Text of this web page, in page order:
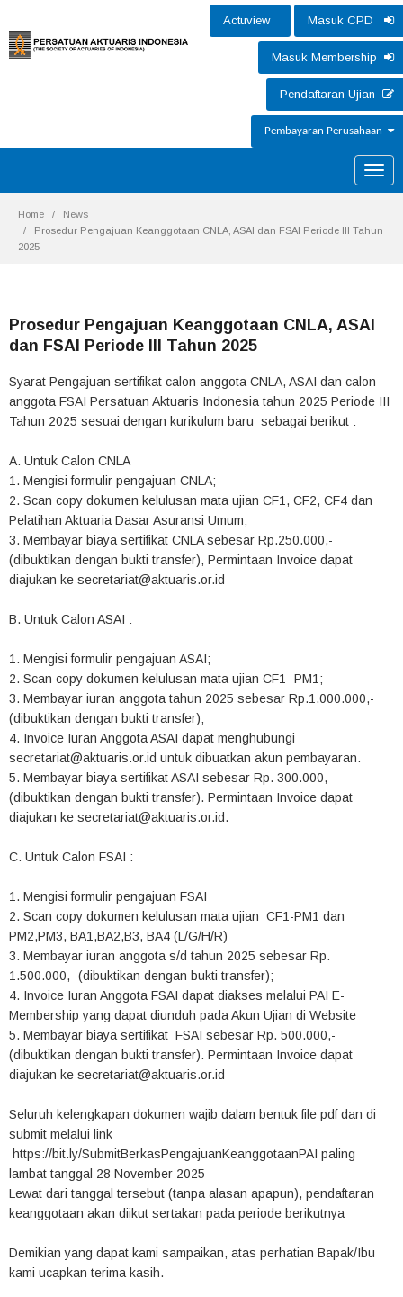
Actuview Masuk CPD
Masuk Membership
Pendaftaran Ujian
Pembayaran Perusahaan
Toggle
Home
News
Prosedur Pengajuan Keanggotaan CNLA, ASAI dan FSAI Periode III Tahun
2025
Prosedur Pengajuan Keanggotaan CNLA, ASAI
dan FSAI Periode III Tahun 2025
Syarat Pengajuan sertifikat calon anggota CNLA, ASAI dan calon
anggota FSAI Persatuan Aktuaris Indonesia tahun 2025 Periode III
Tahun 2025 sesuai dengan kurikulum baru sebagai berikut :
A. Untuk Calon CNLA
1. Mengisi formulir pengajuan CNLA;
2. Scan copy dokumen kelulusan mata ujian CF1, CF2, CF4 dan
Pelatihan Aktuaria Dasar Asuransi Umum;
3. Membayar biaya sertifikat CNLA sebesar Rp.250.000,-
(dibuktikan dengan bukti transfer), Permintaan Invoice dapat
diajukan ke secretariat@aktuaris.or.id
B. Untuk Calon ASAI :
1. Mengisi formulir pengajuan ASAI;
2. Scan copy dokumen kelulusan mata ujian CF1- PM1;
3. Membayar iuran anggota tahun 2025 sebesar Rp.1.000.000,-
(dibuktikan dengan bukti transfer);
4. Invoice Iuran Anggota ASAI dapat menghubungi
secretariat@aktuaris.or.id untuk dibuatkan akun pembayaran.
5. Membayar biaya sertifikat ASAI sebesar Rp. 300.000,-
(dibuktikan dengan bukti transfer). Permintaan Invoice dapat
diajukan ke secretariat@aktuaris.or.id.
C. Untuk Calon FSAI :
1. Mengisi formulir pengajuan FSAI
2. Scan copy dokumen kelulusan mata ujian CF1-PM1 dan
PM2,PM3, BA1,BA2,B3, BA4 (L/G/H/R)
3. Membayar iuran anggota s/d tahun 2025 sebesar Rp.
1.500.000,- (dibuktikan dengan bukti transfer);
4. Invoice Iuran Anggota FSAI dapat diakses melalui PAI E-
Membership yang dapat diunduh pada Akun Ujian di Website
5. Membayar biaya sertifikat FSAI sebesar Rp. 500.000,-
(dibuktikan dengan bukti transfer). Permintaan Invoice dapat
diajukan ke secretariat@aktuaris.or.id
Seluruh kelengkapan dokumen wajib dalam bentuk file pdf dan di
submit melalui link
https://bit.ly/SubmitBerkasPengajuanKeanggotaanPAI paling
lambat tanggal 28 November 2025
Lewat dari tanggal tersebut (tanpa alasan apapun), pendaftaran
keanggotaan akan diikut sertakan pada periode berikutnya
Demikian yang dapat kami sampaikan, atas perhatian Bapak/Ibu
kami ucapkan terima kasih.